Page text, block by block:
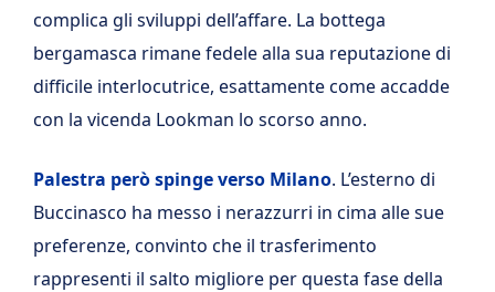
complica gli sviluppi dell’affare. La bottega
bergamasca rimane fedele alla sua reputazione di
difficile interlocutrice, esattamente come accadde
con la vicenda Lookman lo scorso anno.
Palestra però spinge verso Milano. L’esterno di
Buccinasco ha messo i nerazzurri in cima alle sue
preferenze, convinto che il trasferimento
rappresenti il salto migliore per questa fase della